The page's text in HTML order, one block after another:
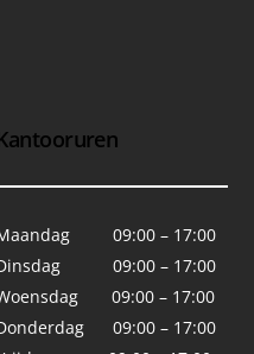
09:00 – 17:00
09:00 – 17:00
09:00 – 17:00
09:00 – 17:00